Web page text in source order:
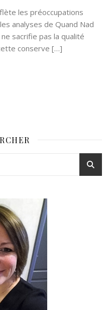
les préoccupations
analyses de Quand Nad
sacrifie pas la qualité
conserve […]